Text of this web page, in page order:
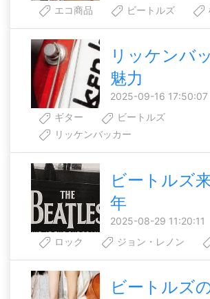
エコ商品 ビートルズ
リッケンバ
魅力
2025-09-16 17:50:07
ギター
ビートルズ
リッケンバッカー
ビートルズ
年
2025-08-29 11:20:11
ロック
ジョン・レノン
ビートルズ